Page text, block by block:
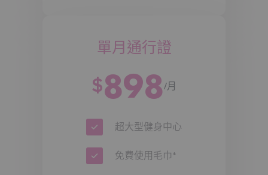
THE ONE Membership Benefits:
Member rates for court bookings
Urban locations – all clubs in the city centre
Flexible – change, pause, or cancel anytime
No contract lock-in
Three clubs: Taikoo | Olympic | Tsim Sha Tsui
Join THE ONE now – experience first, decide
單月通行證
$898/月
超大型健身中心
免費使用毛巾*